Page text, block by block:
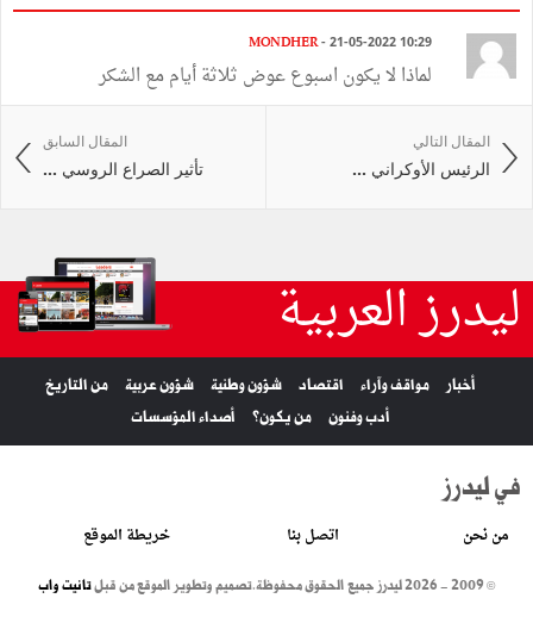
MONDHER- 21-05-2022 10:29
لماذا لا يكون اسبوع عوض ثلاثة أيام مع الشكر
المقال السابق
تأثير الصراع الروسي ...
المقال التالي
الرئيس الأوكراني ...
ليدرز العربية
أخبار مواقف وآراء اقتصاد شؤون وطنية شؤون عربية
من التاريخ
أدب وفنون
من يكون؟ أصداء المؤسسات
في ليدرز
من نحن اتصل بنا خريطة الموقع
© 2009 - 2026 ليدرز جميع الحقوق محفوظة. تصميم وتطوير الموقع من قبلتانيت واب